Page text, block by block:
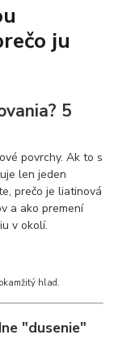
ju
5
povrchy. Ak to s
len jeden
prečo je liatinová
a ako premení
v okolí.
hlad.
"dusenie"